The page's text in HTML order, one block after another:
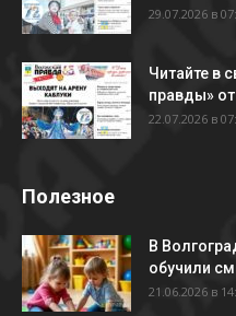
29.07.2026 в
Читайте в
правды»
22.07.2026 в
Полезное
В
обучили
21.06.2026 в